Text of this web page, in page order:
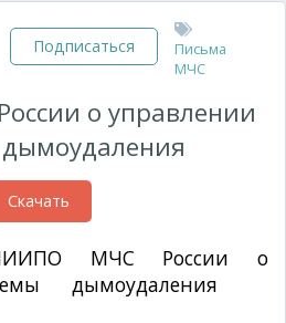
Подписаться
Письма
МЧС
о управлении
Скачать
МЧС России о
дымоудаления